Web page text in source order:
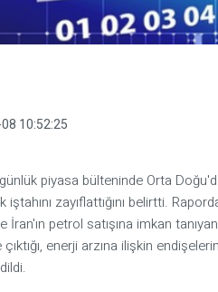
10:52:25
günlük piyasa bülteninde Orta
zayıflattığını belirtti.
İran'ın petrol satışına imkan
çıktığı, enerji arzına ilişkin